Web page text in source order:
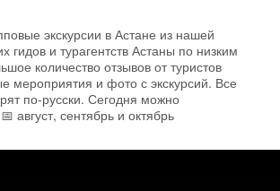
экскурсии в Астане из нашей
гидов и турагентств Астаны по низким
количество отзывов от туристов
мероприятия и фото с экскурсий. Все
по-русски. Сегодня можно
август, сентябрь и октябрь